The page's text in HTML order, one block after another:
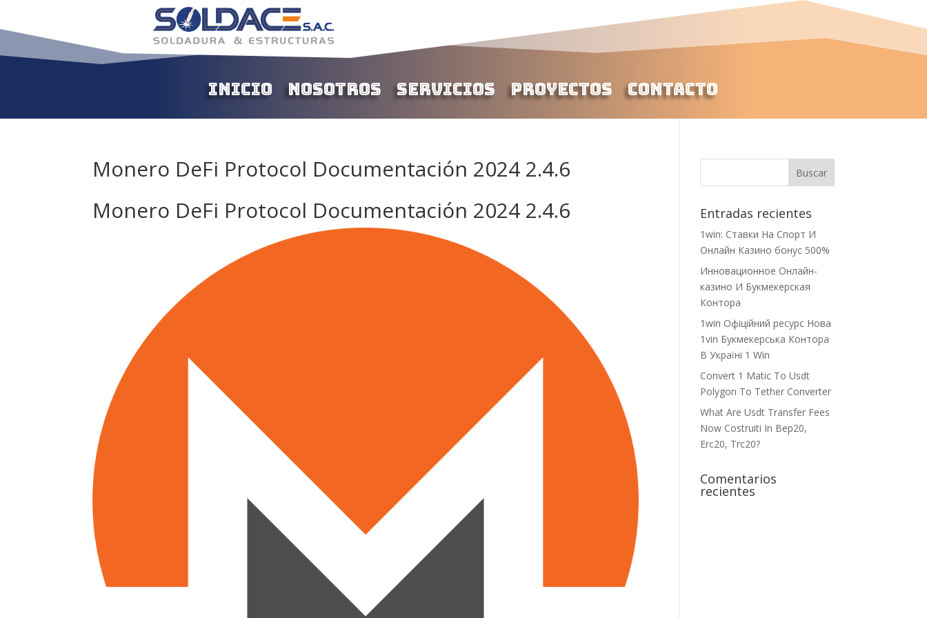
Inicio Nosotros Servicios Proyectos Contacto
Monero DeFi Protocol Documentación 2024 2.4.6
Monero DeFi Protocol Documentación 2024 2.4.6
Entradas recientes
1win: Ставки На Cпорт И
Онлайн Казино бонус 500%
Инновационное Онлайн-
казино И Букмекерская
Контора
1win Офіційний ресурс Нова
1vin Букмекерська Контора
В Україні 1 Win
Convert 1 Matic To Usdt
Polygon To Tether Converter
What Are Usdt Transfer Fees
Now Costruiti In Bep20,
Erc20, Trc20?
Comentarios
recientes